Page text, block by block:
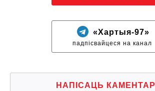
«Хартыя-97»
падпісвайцеся на канал
НАПІСАЦЬ КАМЕНТАР